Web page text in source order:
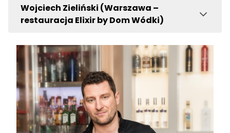
Wojciech Zieliński (Warszawa –
restauracja Elixir by Dom Wódki)